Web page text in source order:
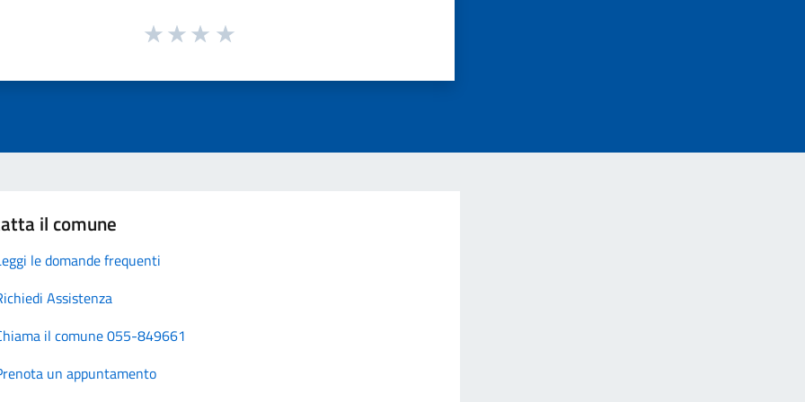
il comune
le domande frequenti
Assistenza
il comune 055-849661
un appuntamento